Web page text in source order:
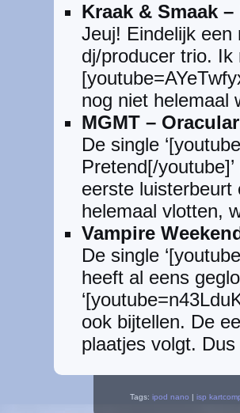
Kraak & Smaak
Jeuj! Eindelijk een
dj/producer trio. Ik
nog niet helemaal
MGMT –
De single
Pretend[/
eerste
helemaal vlotten,
Vampire
De single
heeft al eens
ook bijtellen. De
plaatjes volgt.
Tags: ipod nano | isp